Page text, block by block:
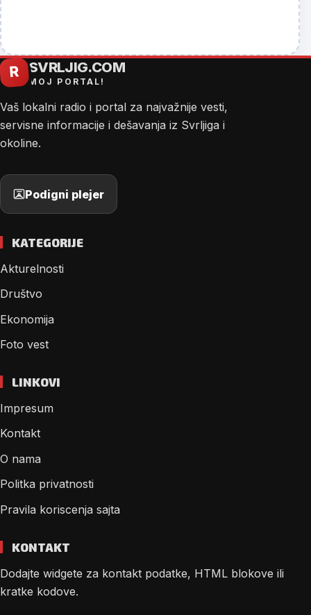
R SVRLJIG.COM
MOJ PORTAL!
Vaš lokalni radio i portal za najvažnije vesti,
servisne informacije i dešavanja iz Svrljiga i
okoline.
Podigni plejer
KATEGORIJE
Akturelnosti
Društvo
Ekonomija
Foto vest
LINKOVI
Impresum
Kontakt
O nama
Politka privatnosti
Pravila koriscenja sajta
KONTAKT
Dodajte widgete za kontakt podatke, HTML blokove ili
kratke kodove.